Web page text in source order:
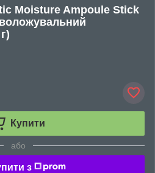
Moisture Ampoule Stick
Купити
або
з